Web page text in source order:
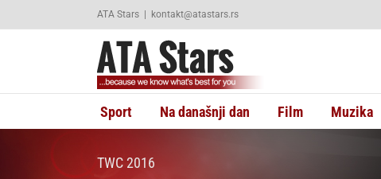
ATA Stars | kontakt@atastars.rs
Sport Na današnji dan Film Muzika
TWC 2016